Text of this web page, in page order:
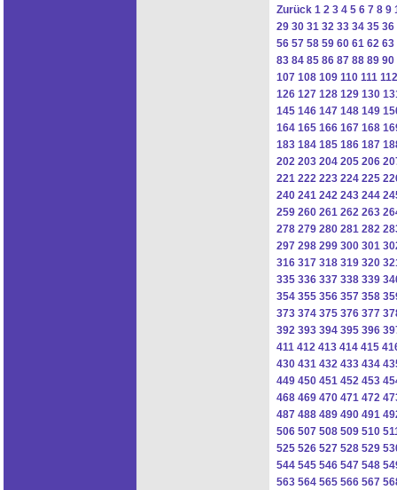
Zurück 1 2 3 4 5 6 7 8 9
29 30 31 32 33 34 35 36
56 57 58 59 60 61 62 63
83 84 85 86 87 88 89 90
107 108 109 110 111 112
126 127 128 129 130
145 146 147 148 149
164 165 166 167 168
183 184 185 186 187
202 203 204 205 206
221 222 223 224 225
240 241 242 243 244
259 260 261 262 263
278 279 280 281 282
297 298 299 300 301
316 317 318 319 320
335 336 337 338 339
354 355 356 357 358
373 374 375 376 377
392 393 394 395 396
411 412 413 414 415
430 431 432 433 434
449 450 451 452 453
468 469 470 471 472
487 488 489 490 491
506 507 508 509 510
525 526 527 528 529
544 545 546 547 548
563 564 565 566 567